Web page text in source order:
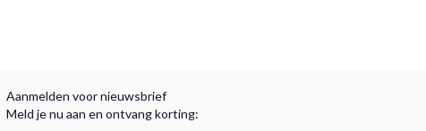
Aanmelden voor nieuwsbrief
Meld je nu aan en ontvang korting: